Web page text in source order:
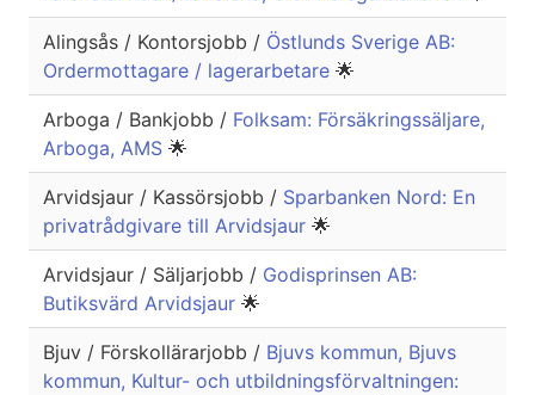
Alingsås / Kontorsjobb / Östlunds Sverige AB:
Ordermottagare / lagerarbetare 🌟
Arboga / Bankjobb / Folksam: Försäkringssäljare,
Arboga, AMS 🌟
Arvidsjaur / Kassörsjobb / Sparbanken Nord: En
privatrådgivare till Arvidsjaur 🌟
Arvidsjaur / Säljarjobb / Godisprinsen AB:
Butiksvärd Arvidsjaur 🌟
Bjuv / Förskollärarjobb / Bjuvs kommun, Bjuvs
kommun, Kultur- och utbildningsförvaltningen: